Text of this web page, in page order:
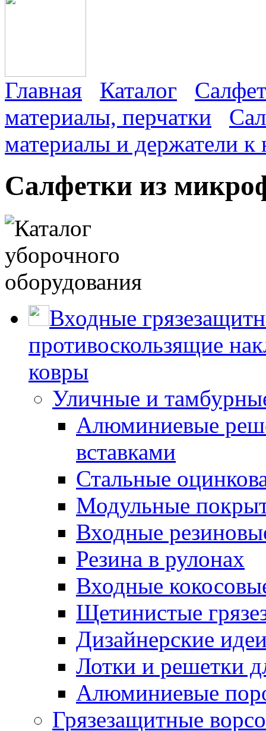
Главная Каталог
материалы, перчатки
материалы и держатели к
Салфетки из
Входные
противоскользящие
ковры
Уличные и
Алюминиевые
вставками
Стальные
Модульные
Входные
Резина в рулонах
Входные
Щетинистые
Дизайнерские
Лотки и решетки
Алюминиевые
Грязезащитные